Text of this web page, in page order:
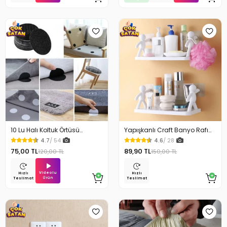
10 Lu Halı Koltuk Örtüsü
Kaydırmaz Cırtlı Pad
4.7/ 54
75,00 TL120,00 TL
Hızlı
Teslimat
Videolu
Ürün
Yapışkanlı Craft Banyo Rafı
Organizer 1 Adet
4.6/ 28
89,90 TL150,00 TL
Hızlı
Teslimat